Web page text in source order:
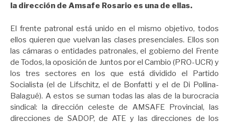
la dirección de Amsafe Rosario es una de ellas.
El frente patronal está unido en el mismo objetivo, todos
ellos quieren que vuelvan las clases presenciales. Ellos son
las cámaras o entidades patronales, el gobierno del Frente
de Todos, la oposición de Juntos por el Cambio (PRO-UCR) y
los tres sectores en los que está dividido el Partido
Socialista (el de Lifschitz, el de Bonfatti y el de Di Pollina-
Balagué). A estos se suman todas las alas de la burocracia
sindical: la dirección celeste de AMSAFE Provincial, las
direcciones de SADOP, de ATE y las direcciones de los